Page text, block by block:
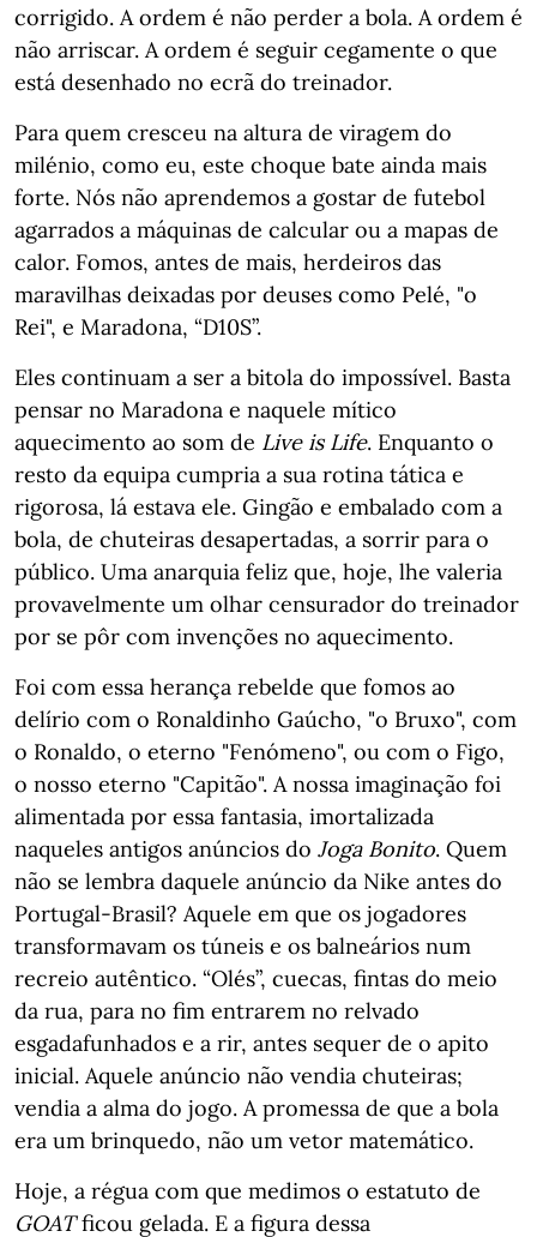
corrigido. A ordem é não perder a bola. A ordem é
não arriscar. A ordem é seguir cegamente o que
está desenhado no ecrã do treinador.
Para quem cresceu na altura de viragem do
milénio, como eu, este choque bate ainda mais
forte. Nós não aprendemos a gostar de futebol
agarrados a máquinas de calcular ou a mapas de
calor. Fomos, antes de mais, herdeiros das
maravilhas deixadas por deuses como Pelé, "o
Rei", e Maradona, “D10S”.
Eles continuam a ser a bitola do impossível. Basta
pensar no Maradona e naquele mítico
aquecimento ao som de Live is Life. Enquanto o
resto da equipa cumpria a sua rotina tática e
rigorosa, lá estava ele. Gingão e embalado com a
bola, de chuteiras desapertadas, a sorrir para o
público. Uma anarquia feliz que, hoje, lhe valeria
provavelmente um olhar censurador do treinador
por se pôr com invenções no aquecimento.
Foi com essa herança rebelde que fomos ao
delírio com o Ronaldinho Gaúcho, "o Bruxo", com
o Ronaldo, o eterno "Fenómeno", ou com o Figo,
o nosso eterno "Capitão". A nossa imaginação foi
alimentada por essa fantasia, imortalizada
naqueles antigos anúncios do Joga Bonito. Quem
não se lembra daquele anúncio da Nike antes do
Portugal-Brasil? Aquele em que os jogadores
transformavam os túneis e os balneários num
recreio autêntico. “Olés”, cuecas, fintas do meio
da rua, para no fim entrarem no relvado
esgadafunhados e a rir, antes sequer de o apito
inicial. Aquele anúncio não vendia chuteiras;
vendia a alma do jogo. A promessa de que a bola
era um brinquedo, não um vetor matemático.
Hoje, a régua com que medimos o estatuto de
GOATficou gelada. E a figura dessa